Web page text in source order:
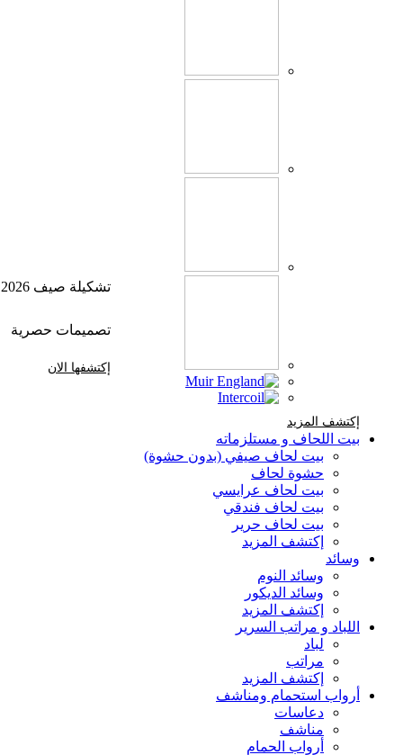
إكتشف المزيد
تشكيلة صيف 2026
تصميمات حصرية
إكتشفها الان
بيت اللحاف و مستلزماته
بيت لحاف صيفي (بدون حشوة)
حشوة لحاف
بيت لحاف عرايسي
بيت لحاف فندقي
بيت لحاف حرير
إكتشف المزيد
وسائد
وسائد النوم
وسائد الديكور
إكتشف المزيد
اللباد و مراتب السرير
لباد
مراتب
إكتشف المزيد
أرواب استحمام ومناشف
دعاسات
مناشف
أرواب الحمام